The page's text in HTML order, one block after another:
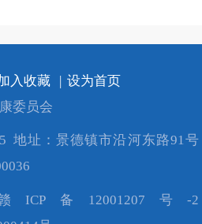
入收藏 | 设为首页
委员会
地址：景德镇市沿河东路91号
ICP备12001207号-2